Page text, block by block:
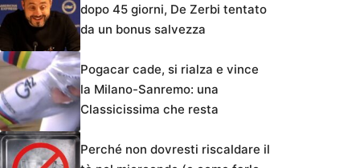
dopo 45 giorni, De Zerbi tentato
da un bonus salvezza
Pogacar cade, si rialza e vince
la Milano-Sanremo: una
Classicissima che resta
Perché non dovresti riscaldare il